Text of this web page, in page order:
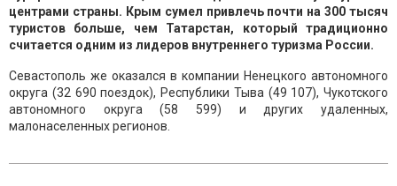
центрами страны. Крым сумел привлечь почти на 300 тысяч
туристов больше, чем Татарстан, который традиционно
считается одним из лидеров внутреннего туризма России.
Севастополь же оказался в компании Ненецкого автономного
округа (32 690 поездок), Республики Тыва (49 107), Чукотского
автономного округа (58 599) и других удаленных,
малонаселенных регионов.